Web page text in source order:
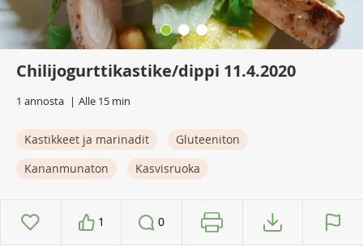
Chilijogurttikastike/dippi 11.4.2020
1 annosta Alle 15 min
Kastikkeet ja marinadit
Gluteeniton
Kananmunaton
Kasvisruoka
1 0